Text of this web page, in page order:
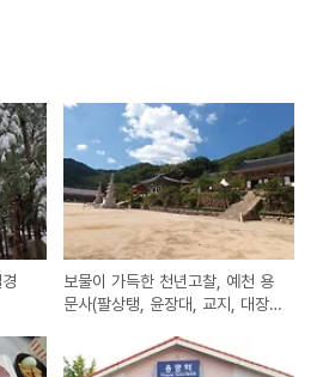
보물이 가득한 천년고찰, 예천 용
문사(팔상탱, 윤장대, 교지, 대장